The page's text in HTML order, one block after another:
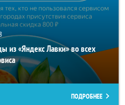
из «Яндекс Лавки» во всех
ПОДРОБНЕЕ